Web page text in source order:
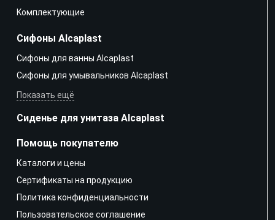
Kомплектующие
Сифоны Alcaplast
Сифоны для ванны Alcaplast
Сифоны для умывальников Alcaplast
Показать ещё
Сиденье для унитаза Alcaplast
Помощь покупателю
Каталоги и цены
Сертификаты на продукцию
Политика конфиденциальности
Пользовательское соглашение